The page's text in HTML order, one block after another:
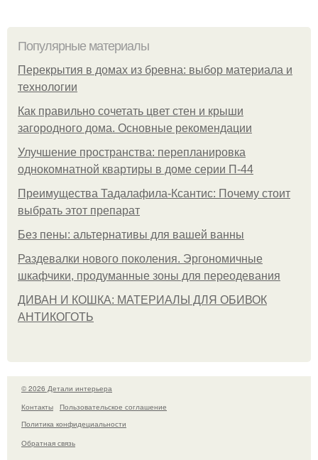
Популярные материалы
Перекрытия в домах из бревна: выбор материала и
технологии
Как правильно сочетать цвет стен и крыши
загородного дома. Основные рекомендации
Улучшение пространства: перепланировка
однокомнатной квартиры в доме серии П-44
Преимущества Тадалафила-Ксантис: Почему стоит
выбрать этот препарат
Без пены: альтернативы для вашей ванны
Раздевалки нового поколения. Эргономичные
шкафчики, продуманные зоны для переодевания
ДИВАН И КОШКА: МАТЕРИАЛЫ ДЛЯ ОБИВОК
АНТИКОГОТЬ
© 2026 Детали интерьера
Контакты
Пользовательское соглашение
Политика конфидециальности
Обратная связь